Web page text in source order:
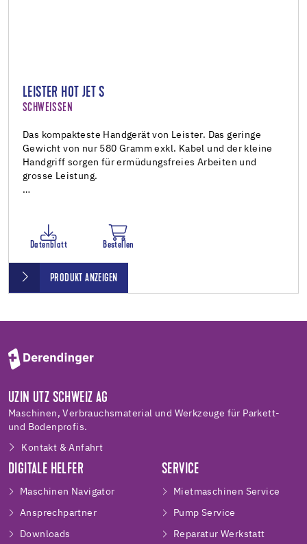
LEISTER HOT JET S
SCHWEISSEN
Das kompakteste Handgerät von Leister. Das geringe
Gewicht von nur 580 Gramm exkl. Kabel und der kleine
Handgriff sorgen für ermüdungsfreies Arbeiten und
grosse Leistung.
…
Datenblatt Bestellen
PRODUKT ANZEIGEN
UZIN UTZ SCHWEIZ AG
Maschinen, Verbrauchsmaterial und Werkzeuge für Parkett-
und Bodenprofis.
Kontakt & Anfahrt
DIGITALE HELFER
Maschinen Navigator
Ansprechpartner
Downloads
SERVICE
Mietmaschinen Service
Pump Service
Reparatur Werkstatt